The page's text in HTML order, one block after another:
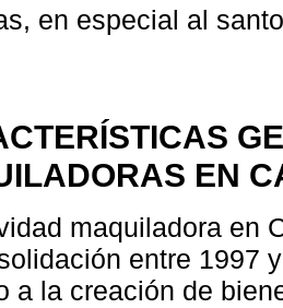
en especial al
EN
maquiladora en
entre 1997
a la creación de